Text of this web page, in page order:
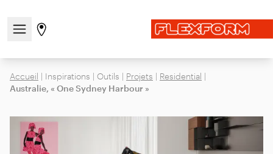
Ouvrir/fermer le menu de navigation
Aller à la page des magasins
Accueil | Inspirations | Outils | Projets | Residential |
Australie, « One Sydney Harbour »